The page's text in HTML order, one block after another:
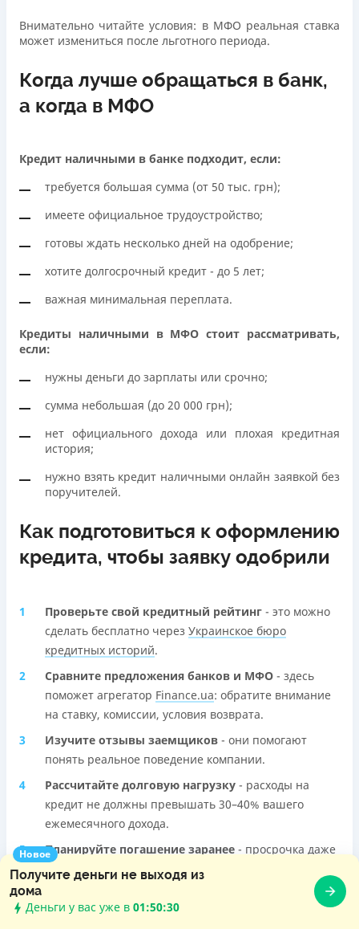
Новое
Получите деньги не выходя из
дома
Деньги у вас уже в 01:50:32
Внимательно читайте условия: в МФО реальная ставка
может измениться после льготного периода.
Когда лучше обращаться в банк,
а когда в МФО
Кредит наличными в банке подходит, если:
требуется большая сумма (от 50 тыс. грн);
имеете официальное трудоустройство;
готовы ждать несколько дней на одобрение;
хотите долгосрочный кредит - до 5 лет;
важная минимальная переплата.
Кредиты наличными в МФО стоит рассматривать,
если:
нужны деньги до зарплаты или срочно;
сумма небольшая (до 20 000 грн);
нет официального дохода или плохая кредитная
история;
нужно взять кредит наличными онлайн заявкой без
поручителей.
Как подготовиться к оформлению
кредита, чтобы заявку одобрили
Проверьте свой кредитный рейтинг - это можно
сделать бесплатно через Украинское бюро
кредитных историй.
Сравните предложения банков и МФО - здесь
поможет агрегатор Finance.ua: обратите внимание
на ставку, комиссии, условия возврата.
Изучите отзывы заемщиков - они помогают
понять реальное поведение компании.
Рассчитайте долговую нагрузку - расходы на
кредит не должны превышать 30–40% вашего
ежемесячного дохода.
Планируйте погашение заранее - просрочка даже
на 1 день может испортить кредитную историю.
Как подать онлайн-заявку на